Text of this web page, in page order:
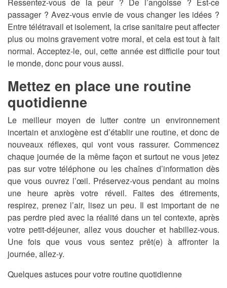
Ressentez-vous de la peur ? De l’angoisse ? Est-ce
passager ? Avez-vous envie de vous changer les idées ?
Entre télétravail et isolement, la crise sanitaire peut affecter
plus ou moins gravement votre moral, et cela est tout à fait
normal. Acceptez-le, oui, cette année est difficile pour tout
le monde, donc pour vous aussi.
Mettez en place une routine
quotidienne
Le meilleur moyen de lutter contre un environnement
incertain et anxiogène est d’établir une routine, et donc de
nouveaux réflexes, qui vont vous rassurer. Commencez
chaque journée de la même façon et surtout ne vous jetez
pas sur votre téléphone ou les chaînes d’information dès
que vous ouvrez l’œil. Préservez-vous pendant au moins
une heure après votre réveil. Faites des étirements,
respirez, prenez l’air, lisez un peu. Il est important de ne
pas perdre pied avec la réalité dans un tel contexte, après
votre petit-déjeuner, allez vous doucher et habillez-vous.
Une fois que vous vous sentez prêt(e) à affronter la
journée, allez-y.
Quelques astuces pour votre routine quotidienne